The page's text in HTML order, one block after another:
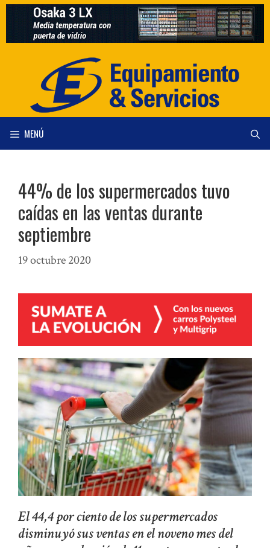
Saltar
contenido
MENÚ
44% de los supermercados tuvo
caídas en las ventas durante
septiembre
19 octubre 2020
El 44,4 por ciento de los supermercados
disminuyó sus ventas en el noveno mes del